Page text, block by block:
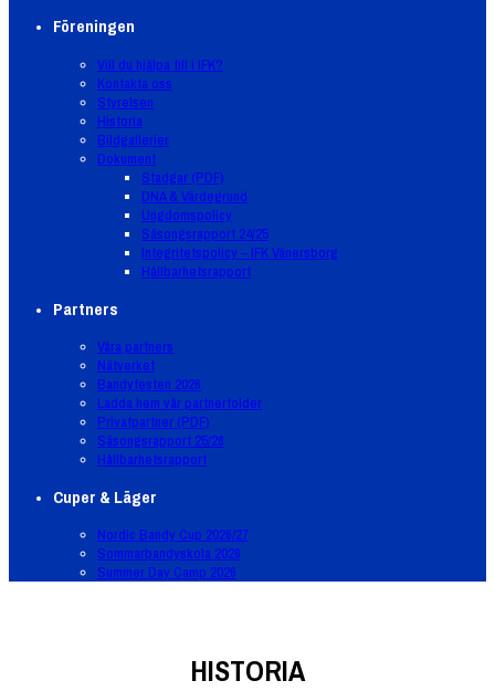
Föreningen
Vill du hjälpa till i IFK?
Kontakta oss
Styrelsen
Historia
Bildgallerier
Dokument
Stadgar (PDF)
DNA & Värdegrund
Ungdomspolicy
Säsongsrapport 24/25
Integritetspolicy – IFK Vänersborg
Hållbarhetsrapport
Partners
Våra partners
Nätverket
Bandyfesten 2026
Ladda hem vår partnerfolder
Privatpartner (PDF)
Säsongsrapport 25/26
Hållbarhetsrapport
Cuper & Läger
Nordic Bandy Cup 2026/27
Sommarbandyskola 2026
Summer Day Camp 2026
HISTORIA